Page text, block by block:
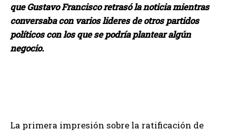
que Gustavo Francisco retrasó la noticia mientras
conversaba con varios lideres de otros partidos
políticos con los que se podría plantear algún
negocio.
La primera impresión sobre la ratificación de